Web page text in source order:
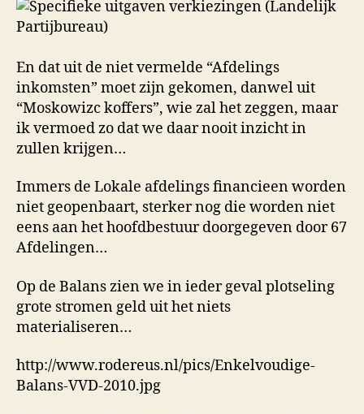
En dat uit de niet vermelde “Afdelings
inkomsten” moet zijn gekomen, danwel uit
“Moskowizc koffers”, wie zal het zeggen, maar
ik vermoed zo dat we daar nooit inzicht in
zullen krijgen…
Immers de Lokale afdelings financieen worden
niet geopenbaart, sterker nog die worden niet
eens aan het hoofdbestuur doorgegeven door 67
Afdelingen…
Op de Balans zien we in ieder geval plotseling
grote stromen geld uit het niets
materialiseren…
http://www.rodereus.nl/pics/Enkelvoudige-
Balans-VVD-2010.jpg